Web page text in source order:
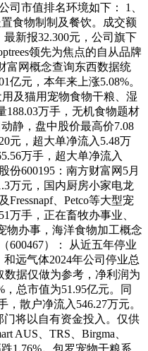
司市值排名环境如下： 1、
食物制制及餐饮。成交额
新报32.300元，公司旗下
领先为焦点的自从品牌
富网概念查询东西数据统
亿元，本年来上涨5.08%。
及猫用宠物食物干粮、湿
188.03万手，无机食物题材
静，盘中股价最高价7.08
元，超大单净流入5.48万
万手，超大单净流入
份600195：南方财富网5月
万元，国内厨房小家电龙
、Petco等大型宠
万手，正在畜牧办事业、
物办事，海洋食物加工概念
600467）： 从近五年停业
远气体2024年公司停业总
数据仅做为参考，净利润为
，总市值为51.95亿元。同
，散户净流入546.27万元。
门将以自有资金投入。仅供
AUS、TRS、Birgma、
1.76%。包罗宠物干粮系